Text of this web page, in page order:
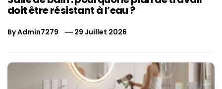
doit être résistant à l’eau ?
ByAdmin7279 29 Juillet 2026